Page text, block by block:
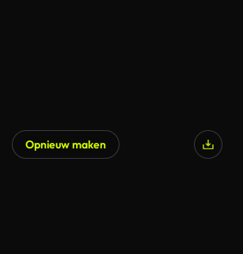
Opnieuw maken